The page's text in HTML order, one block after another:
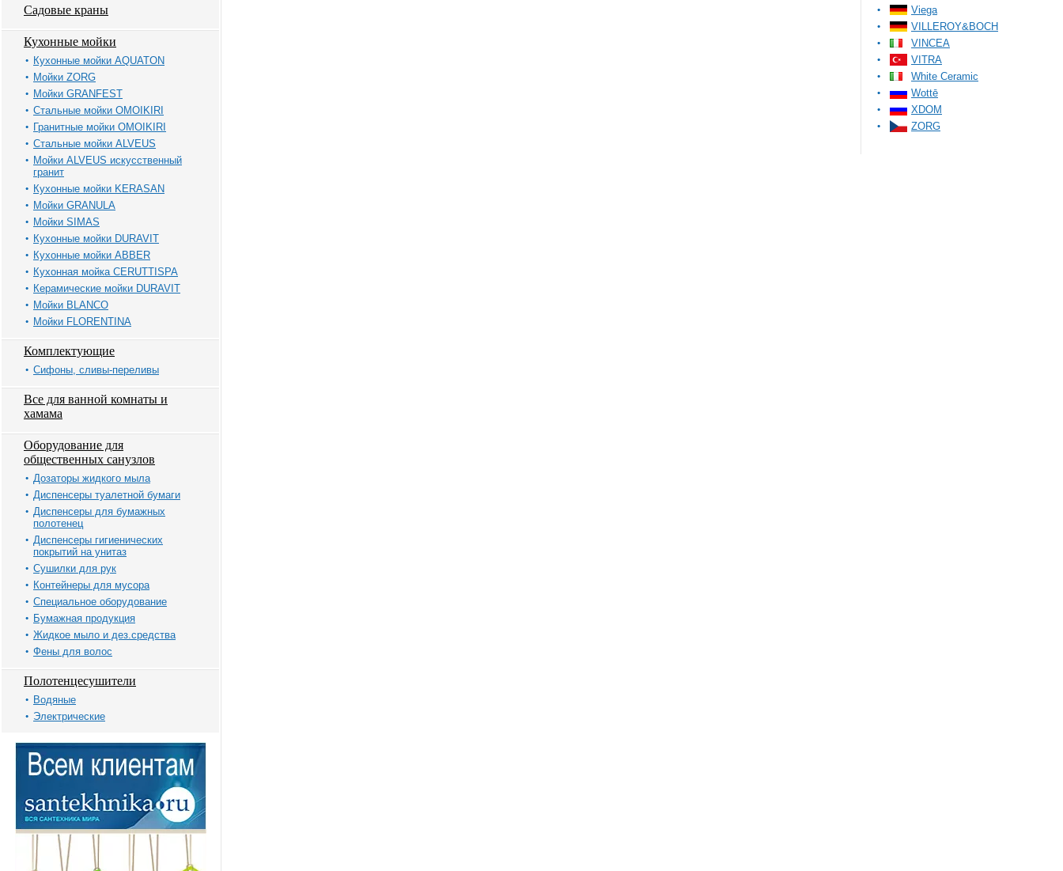
Садовые краны
Кухонные мойки
Кухонные мойки AQUATON
Мойки ZORG
Мойки GRANFEST
Стальные мойки OMOIKIRI
Гранитные мойки OMOIKIRI
Стальные мойки ALVEUS
Мойки ALVEUS искусственный
гранит
Кухонные мойки KERASAN
Мойки GRANULA
Мойки SIMAS
Кухонные мойки DURAVIT
Кухонные мойки ABBER
Кухонная мойка CERUTTISPA
Керамические мойки DURAVIT
Мойки BLANCO
Мойки FLORENTINA
Комплектующие
Сифоны, сливы-переливы
Все для ванной комнаты и
хамама
Оборудование для
общественных санузлов
Дозаторы жидкого мыла
Диспенсеры туалетной бумаги
Диспенсеры для бумажных
полотенец
Диспенсеры гигиенических
покрытий на унитаз
Сушилки для рук
Контейнеры для мусора
Специальное оборудование
Бумажная продукция
Жидкое мыло и дез.средства
Фены для волос
Полотенцесушители
Водяные
Электрические
Viega
VILLEROY&BOCH
VINCEA
VITRA
White Ceramic
Wottē
XDOM
ZORG